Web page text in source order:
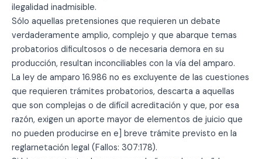
ilegalidad inadmisible.
Sólo aquellas pretensiones que requieren un debate
verdaderamente amplio, complejo y que abarque temas
probatorios dificultosos o de necesaria demora en su
producción, resultan inconciliables con la vía del amparo.
La ley de amparo 16.986 no es excluyente de las cuestiones
que requieren trámites probatorios, descarta a aquellas
que son complejas o de difícil acreditación y que, por esa
razón, exigen un aporte mayor de elementos de juicio que
no pueden producirse en e] breve trámite previsto en la
reglarnetación legal (Fallos: 307:178).